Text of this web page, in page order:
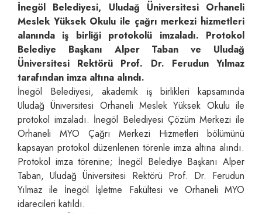
İnegöl Belediyesi, Uludağ Üniversitesi Orhaneli
Meslek Yüksek Okulu ile çağrı merkezi hizmetleri
alanında iş birliği protokolü imzaladı. Protokol
Belediye Başkanı Alper Taban ve Uludağ
Üniversitesi Rektörü Prof. Dr. Ferudun Yılmaz
tarafından imza altına alındı.
İnegöl Belediyesi, akademik iş birlikleri kapsamında
Uludağ Üniversitesi Orhaneli Meslek Yüksek Okulu ile
protokol imzaladı. İnegöl Belediyesi Çözüm Merkezi ile
Orhaneli MYO Çağrı Merkezi Hizmetleri bölümünü
kapsayan protokol düzenlenen törenle imza altına alındı.
Protokol imza törenine; İnegöl Belediye Başkanı Alper
Taban, Uludağ Üniversitesi Rektörü Prof. Dr. Ferudun
Yılmaz ile İnegöl İşletme Fakültesi ve Orhaneli MYO
idarecileri katıldı.